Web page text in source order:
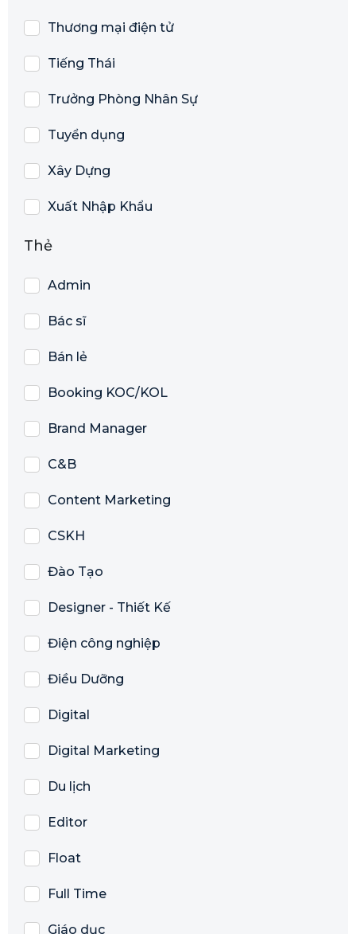
Thương mại điện tử
Tiếng Thái
Trưởng Phòng Nhân Sự
Tuyển dụng
Xây Dựng
Xuất Nhập Khẩu
Thẻ
Admin
Bác sĩ
Bán lẻ
Booking KOC/KOL
Brand Manager
C&B
Content Marketing
CSKH
Đào Tạo
Designer - Thiết Kế
Điện công nghiệp
Điều Dưỡng
Digital
Digital Marketing
Du lịch
Editor
Float
Full Time
Giáo dục